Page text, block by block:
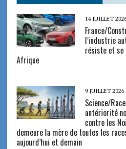
14 JUILLET
France/
l’industrie
résiste et se
Afrique
9 JUILLET 2026
Science/
antériorité
contre les
demeure la mère de toutes les
aujourd’hui et demain